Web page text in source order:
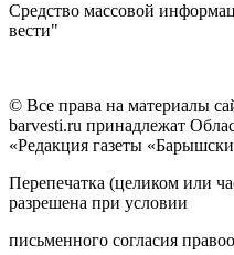
Средство массовой
вести"
© Все права на материалы
barvesti.ru принадлежат
«Редакция газеты
Перепечатка (целиком или
разрешена при условии
письменного согласия